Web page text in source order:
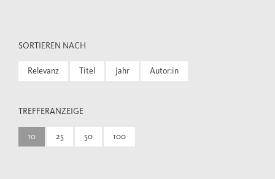
SORTIEREN NACH
Relevanz Titel Jahr Autor:in
TREFFERANZEIGE
10 25 50 100